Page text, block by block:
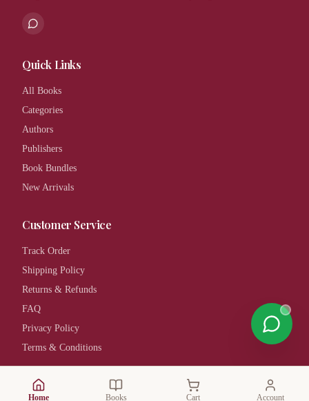
Quick Links
All Books
Categories
Authors
Publishers
Book Bundles
New Arrivals
Customer Service
Track Order
Shipping Policy
Returns & Refunds
FAQ
Privacy Policy
Terms & Conditions
Contact Us
Home Books Cart Account